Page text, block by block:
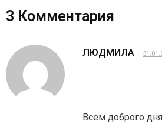
3 Комментария
ЛЮДМИЛА
Всем доброго